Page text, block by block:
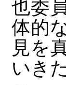
也委
体的
見を
いき